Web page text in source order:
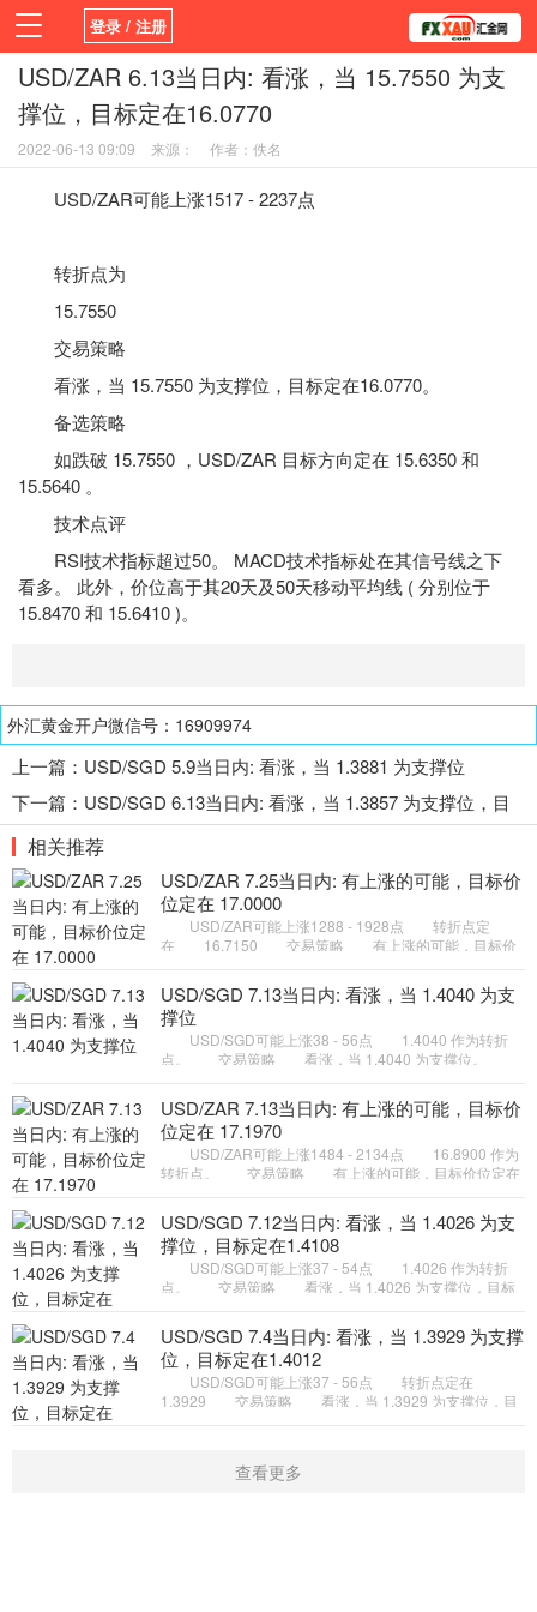
登录 / 注册
首页 新闻 观点 货币
学院
平台
指标EA 书籍
USD/ZAR 6.13当日内: 看涨，当 15.7550 为支
撑位，目标定在16.0770
2022-06-13 09:09 来源： 作者：佚名
USD/ZAR可能上涨1517 - 2237点
转折点为
15.7550
交易策略
看涨，当 15.7550 为支撑位，目标定在16.0770。
备选策略
如跌破 15.7550 ，USD/ZAR 目标方向定在 15.6350 和
15.5640 。
技术点评
RSI技术指标超过50。 MACD技术指标处在其信号线之下
看多。 此外，价位高于其20天及50天移动平均线 ( 分别位于
15.8470 和 15.6410 )。
外汇黄金开户微信号：16909974
上一篇： USD/SGD 5.9当日内: 看涨，当 1.3881 为支撑位
下一篇： USD/SGD 6.13当日内: 看涨，当 1.3857 为支撑位，目
标定在1.3946
相关推荐
USD/ZAR 7.25当日内: 有上涨的可能，目标价
位定在 17.0000
USD/ZAR可能上涨1288 - 1928点 转折点定
在 16.7150 交易策略 有上涨的可能，目标价
，将带来继续下跌的趋
USD/SGD 7.13当日内: 看涨，当 1.4040 为支
撑位
USD/SGD可能上涨38 - 56点 1.4040 作为转折
点。 交易策略 看涨，当 1.4040 为支撑位。
USD/ZAR 7.13当日内: 有上涨的可能，目标价
位定在 17.1970
USD/ZAR可能上涨1484 - 2134点 16.8900 作为
转折点。 交易策略 有上涨的可能，目标价位定在
USD/ZAR 目标方向定在 1
USD/SGD 7.12当日内: 看涨，当 1.4026 为支
撑位，目标定在1.4108
USD/SGD可能上涨37 - 54点 1.4026 作为转折
点。 交易策略 看涨，当 1.4026 为支撑位，目标
来继续下跌的趋势，目
USD/SGD 7.4当日内: 看涨，当 1.3929 为支撑
位，目标定在1.4012
USD/SGD可能上涨37 - 56点 转折点定在
1.3929 交易策略 看涨，当 1.3929 为支撑位，目
查看更多